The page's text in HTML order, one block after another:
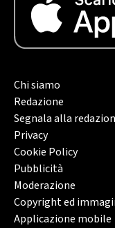
Chi siamo
Redazione
Segnala alla
Privacy
Cookie Policy
Pubblicità
Moderazione
Copyright ed
Applicazione mobile